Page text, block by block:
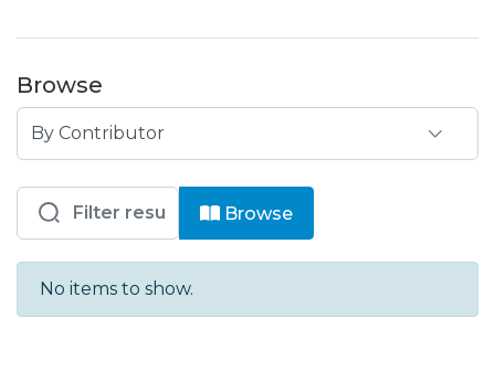
Browse
Browsing SESARAM - C -
Browse
No items to show.